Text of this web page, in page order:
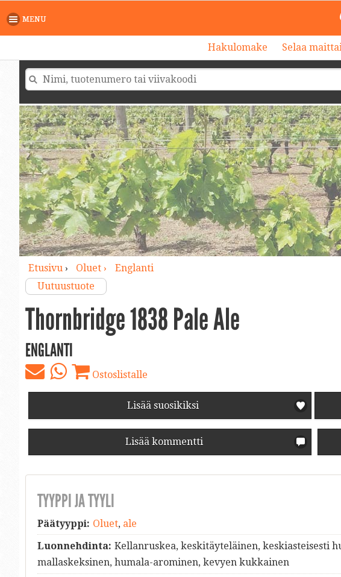
MENU
Hakulomake Selaa
Etusivu› Oluet ›
Englanti
Uutuustuote
Thornbridge 1838 Pale Ale
ENGLANTI
Ostoslistalle
Lisää suosikiksi
Lisää kommentti
TYYPPI JA TYYLI
Päätyyppi: Oluet, ale
Luonnehdinta: Kellanruskea, keskitäyteläinen, keskiasteisesti
mallaskeksinen, humala-arominen, kevyen kukkainen